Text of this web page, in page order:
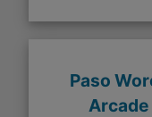
Paso
Arcade